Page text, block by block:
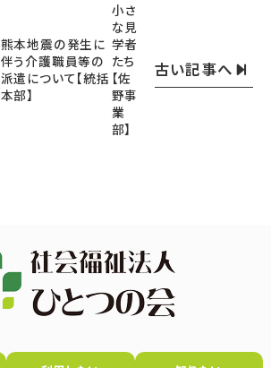
熊本地震の発生に
伴う介護職員等の
派遣について【統括
本部】
古い記事へ
小さ
な見
学者
たち
【佐
野事
業
部】